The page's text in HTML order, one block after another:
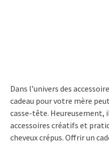
Dans l’univers des
cadeau pour votre mère
casse-tête. Heureusement,
accessoires créatifs et
cheveux crépus. Offrir un